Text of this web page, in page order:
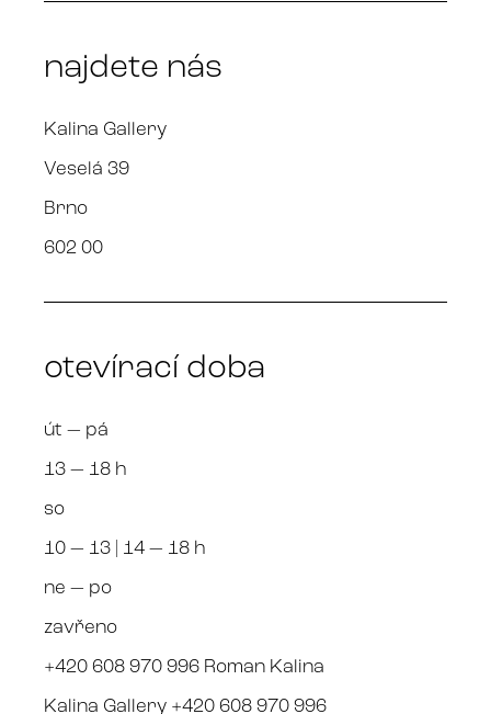
najdete nás
Kalina Gallery
Veselá 39
Brno
602 00
otevírací doba
út — pá
13 — 18 h
so
10 — 13 | 14 — 18 h
ne — po
zavřeno
+420 608 970 996 Roman Kalina
Kalina Gallery +420 608 970 996